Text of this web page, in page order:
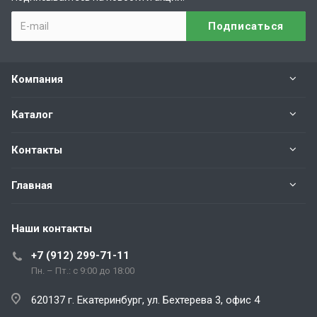
Компания
Каталог
Контакты
Главная
Наши контакты
+7 (912) 299-71-11
Пн. – Пт.: с 9:00 до 18:00
620137 г. Екатеринбург, ул. Бехтерева 3, офис 4